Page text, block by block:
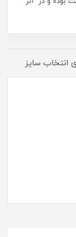
انتخاب سایز